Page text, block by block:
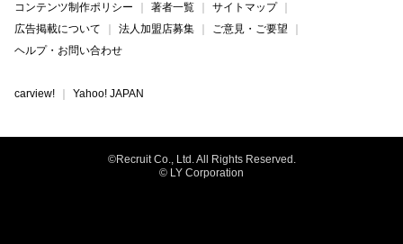
コンテンツ制作ポリシー
著者一覧
サイトマップ
広告掲載について
法人加盟店募集
ご意見・ご要望
ヘルプ・お問い合わせ
carview! Yahoo! JAPAN
©Recruit Co., Ltd. All Rights Reserved.
© LY Corporation